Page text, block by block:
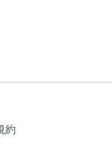
約